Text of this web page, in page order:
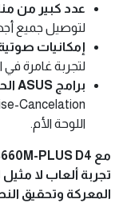
عدد كبير من
لتوصيل جميع
إمكانيات
لتجربة غامرة في
برامج ASUS الحصرية
اللوحة الأم.
مع ASUS TUF GAMING B660M-PLUS D4،
تجربة ألعاب لا مثيل
المعركة وتحقيق